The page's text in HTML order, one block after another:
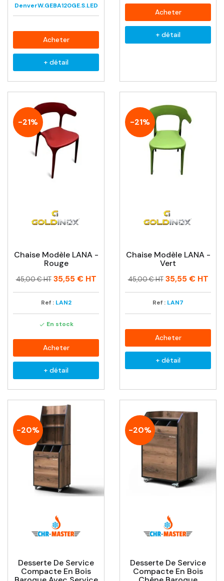
DenverW.GEBA120GE.S.LED
Acheter
+ détail
Acheter
+ détail
-21%
Chaise Modèle LANA -
Rouge
Prix
Prix
45,00 € HT 35,55 €HT
Ref : LAN2
 En stock
Acheter
+ détail
-21%
Chaise Modèle LANA -
Vert
Prix
Prix
45,00 € HT 35,55 €HT
Ref : LAN7
Acheter
+ détail
-20%
Desserte De Service
Compacte En Bois
-20%
Desserte De Service
Compacte En Bois